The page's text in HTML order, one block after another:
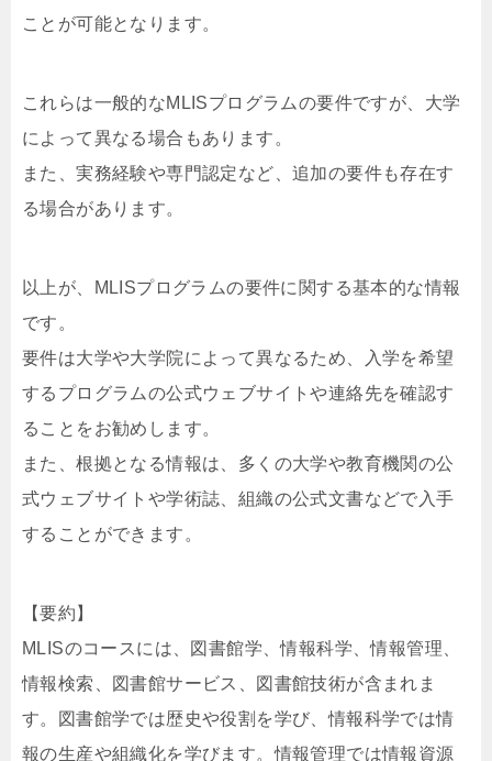
ことが可能となります。
これらは一般的なMLISプログラムの要件ですが、大学
によって異なる場合もあります。
また、実務経験や専門認定など、追加の要件も存在す
る場合があります。
以上が、MLISプログラムの要件に関する基本的な情報
です。
要件は大学や大学院によって異なるため、入学を希望
するプログラムの公式ウェブサイトや連絡先を確認す
ることをお勧めします。
また、根拠となる情報は、多くの大学や教育機関の公
式ウェブサイトや学術誌、組織の公式文書などで入手
することができます。
【要約】
MLISのコースには、図書館学、情報科学、情報管理、
情報検索、図書館サービス、図書館技術が含まれま
す。図書館学では歴史や役割を学び、情報科学では情
報の生産や組織化を学びます。情報管理では情報資源